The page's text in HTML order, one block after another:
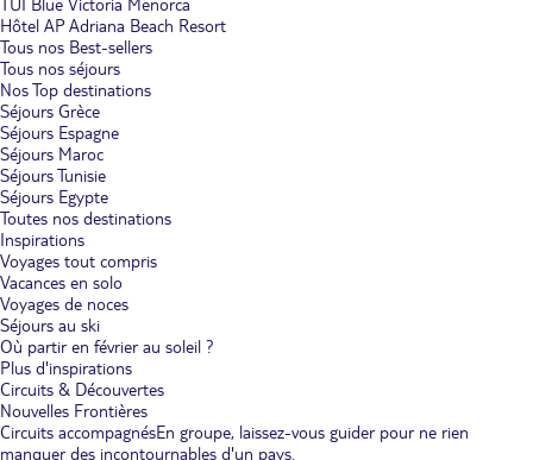
TUI Blue Victoria Menorca
Hôtel AP Adriana Beach Resort
Tous nos Best-sellers
Tous nos séjours
Nos Top destinations
Séjours Grèce
Séjours Espagne
Séjours Maroc
Séjours Tunisie
Séjours Egypte
Toutes nos destinations
Inspirations
Voyages tout compris
Vacances en solo
Voyages de noces
Séjours au ski
Où partir en février au soleil ?
Plus d'inspirations
Circuits & Découvertes
Nouvelles Frontières
Circuits accompagnésEn groupe, laissez-vous guider pour ne rien
manquer des incontournables d'un pays.